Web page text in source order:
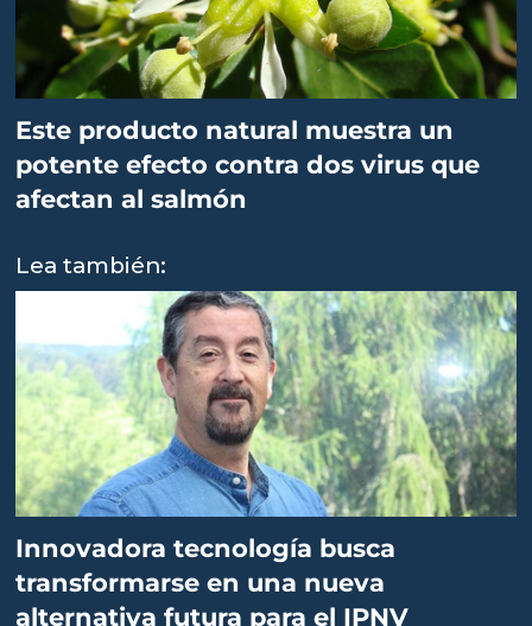
Este producto natural muestra un
potente efecto contra dos virus que
afectan al salmón
Lea también:
Innovadora tecnología busca
transformarse en una nueva
alternativa futura para el IPNV